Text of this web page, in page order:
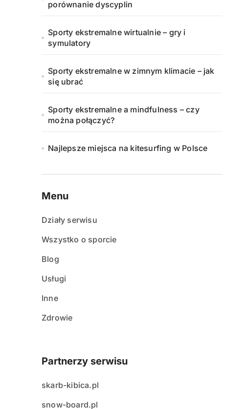
porównanie dyscyplin
Sporty ekstremalne wirtualnie – gry i
symulatory
Sporty ekstremalne w zimnym klimacie – jak
się ubrać
Sporty ekstremalne a mindfulness – czy
można połączyć?
Najlepsze miejsca na kitesurfing w Polsce
Menu
Działy serwisu
Wszystko o sporcie
Blog
Usługi
Inne
Zdrowie
Partnerzy serwisu
skarb-kibica.pl
snow-board.pl